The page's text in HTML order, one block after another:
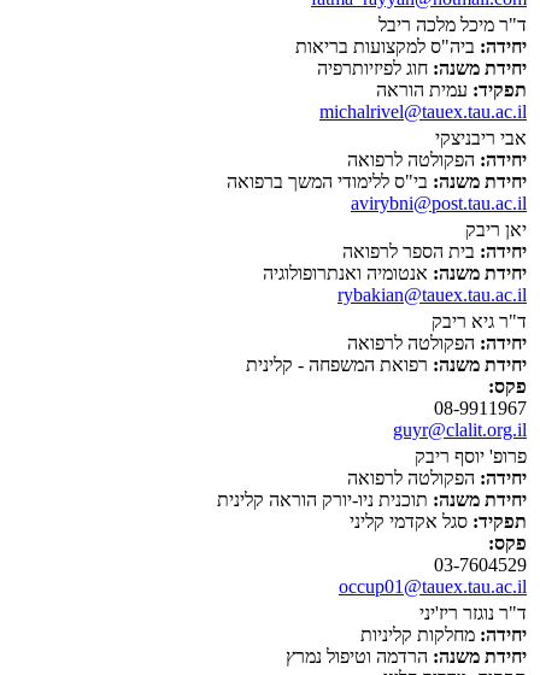
ד"ר מיכל מלכה ריבל
יחידה: ביה"ס למקצועות בריאות
יחידת משנה: חוג לפיזיותרפיה
תפקיד: עמית הוראה
michalrivel@tauex.tau.ac.il
אבי ריבניצקי
יחידה: הפקולטה לרפואה
יחידת משנה: בי"ס ללימודי המשך ברפואה
avirybni@post.tau.ac.il
יאן ריבק
יחידה: בית הספר לרפואה
יחידת משנה: אנטומיה ואנתרופולוגיה
rybakian@tauex.tau.ac.il
ד"ר גיא ריבק
יחידה: הפקולטה לרפואה
יחידת משנה: רפואת המשפחה - קלינית
פקס:
08-9911967
guyr@clalit.org.il
פרופ' יוסף ריבק
יחידה: הפקולטה לרפואה
יחידת משנה: תוכנית ניו-יורק הוראה קלינית
תפקיד: סגל אקדמי קליני
פקס:
03-7604529
occup01@tauex.tau.ac.il
ד"ר נוגזר ריז'יני
יחידה: מחלקות קליניות
יחידת משנה: הרדמה וטיפול נמרץ